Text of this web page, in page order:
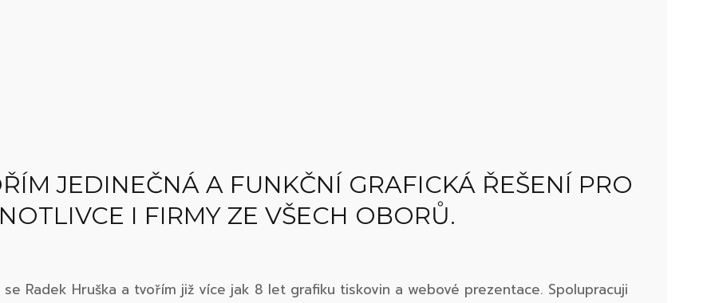
JEDINEČNÁ A FUNKČNÍ GRAFICKÁ ŘEŠENÍ PRO
I FIRMY ZE VŠECH OBORŮ.
se Radek Hruška a tvořím již více jak 8 let grafiku tiskovin a webové prezentace. Spolupracuji